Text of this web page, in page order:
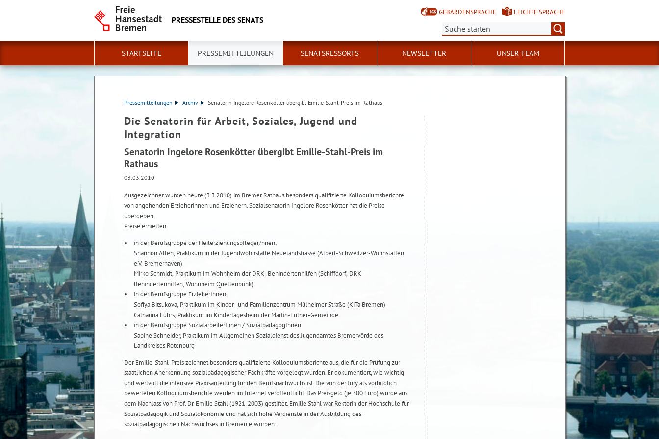
PRESSESTELLE DES SENATS
GEBÄRDENSPRACHE
LEICHTE SPRACHE
Suche:
STARTSEITE PRESSEMITTEILUNGEN SENATSRESSORTS NEWSLETTER UNSER TEAM
Pressemitteilungen Archiv Senatorin Ingelore Rosenkötter übergibt Emilie-Stahl-Preis im Rathaus
Die Senatorin für Arbeit, Soziales, Jugend und
Integration
Senatorin Ingelore Rosenkötter übergibt Emilie-Stahl-Preis im
Rathaus
03.03.2010
Ausgezeichnet wurden heute (3.3.2010) im Bremer Rathaus besonders qualifizierte Kolloquiumsberichte
von angehenden Erzieherinnen und Erziehern. Sozialsenatorin Ingelore Rosenkötter hat die Preise
übergeben.
Preise erhielten:
in der Berufsgruppe der Heilerziehungspfleger/nnen:
Shannon Allen, Praktikum in der Jugendwohnstätte Neuelandstrasse (Albert-Schweitzer-Wohnstätten
e.V. Bremerhaven)
Mirko Schmidt, Praktikum im Wohnheim der DRK- Behindertenhilfen (Schiffdorf, DRK-
Behindertenhilfen, Wohnheim Quellenbrink)
in der Berufsgruppe ErzieherInnen:
Sofiya Bitsukova, Praktikum im Kinder- und Familienzentrum Mülheimer Straße (KiTa Bremen)
Catharina Lührs, Praktikum im Kindertagesheim der Martin-Luther-Gemeinde
in der Berufsgruppe SozialarbeiterInnen / SozialpädagogInnen
Sabine Schneider, Praktikum im Allgemeinen Sozialdienst des Jugendamtes Bremervörde des
Landkreises Rotenburg
Der Emilie-Stahl-Preis zeichnet besonders qualifizierte Kolloquiumsberichte aus, die für die Prüfung zur
staatlichen Anerkennung sozialpädagogischer Fachkräfte vorgelegt wurden. Er dokumentiert, wie wichtig
und wertvoll die intensive Praxisanleitung für den Berufsnachwuchs ist. Die von der Jury als vorbildlich
bewerteten Kolloquiumsberichte werden im Internet veröffentlicht. Das Preisgeld (je 300 Euro) wurde aus
dem Nachlass von Prof. Dr. Emilie Stahl (1921-2003) gestiftet. Emilie Stahl war Rektorin der Hochschule für
Sozialpädagogik und Sozialökonomie und hat sich hohe Verdienste in der Ausbildung des
sozialpädagogischen Nachwuchses in Bremen erworben.